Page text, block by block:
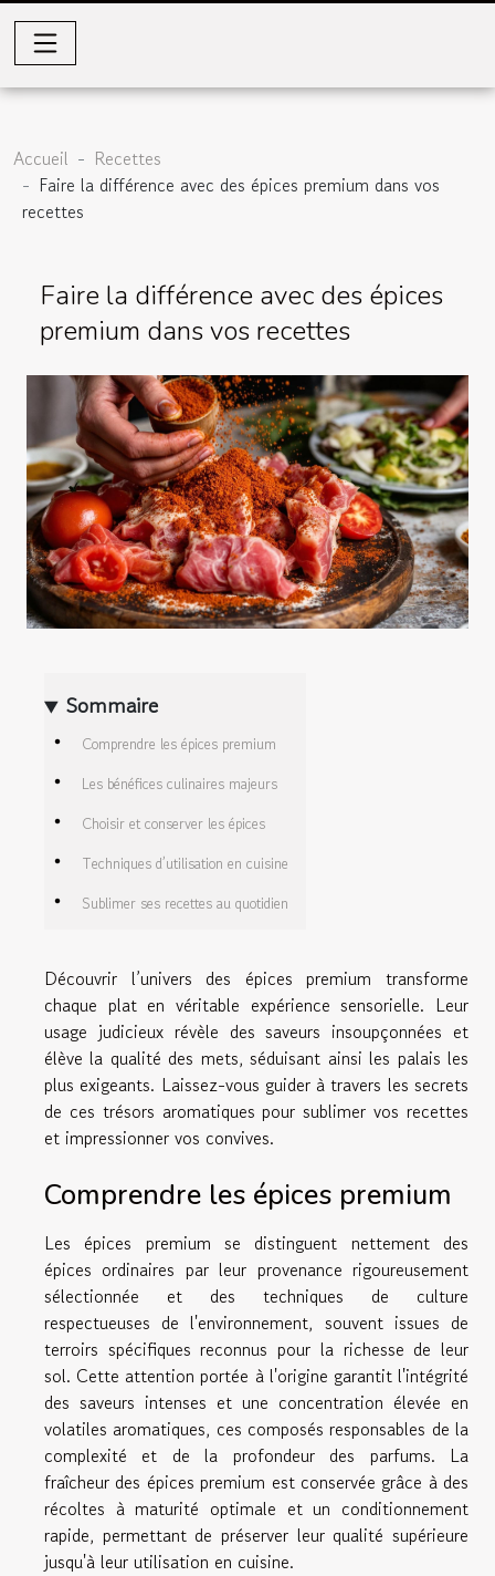
Accueil
Recettes
Faire la différence avec des épices premium dans vos
recettes
Faire la différence avec des épices
premium dans vos recettes
Sommaire
Comprendre les épices premium
Les bénéfices culinaires majeurs
Choisir et conserver les épices
Techniques d’utilisation en cuisine
Sublimer ses recettes au quotidien
Découvrir l’univers des épices premium transforme
chaque plat en véritable expérience sensorielle. Leur
usage judicieux révèle des saveurs insoupçonnées et
élève la qualité des mets, séduisant ainsi les palais les
plus exigeants. Laissez-vous guider à travers les secrets
de ces trésors aromatiques pour sublimer vos recettes
et impressionner vos convives.
Comprendre les épices premium
Les épices premium se distinguent nettement des
épices ordinaires par leur provenance rigoureusement
sélectionnée et des techniques de culture
respectueuses de l'environnement, souvent issues de
terroirs spécifiques reconnus pour la richesse de leur
sol. Cette attention portée à l'origine garantit l'intégrité
des saveurs intenses et une concentration élevée en
volatiles aromatiques, ces composés responsables de la
complexité et de la profondeur des parfums. La
fraîcheur des épices premium est conservée grâce à des
récoltes à maturité optimale et un conditionnement
rapide, permettant de préserver leur qualité supérieure
jusqu'à leur utilisation en cuisine.